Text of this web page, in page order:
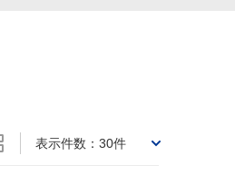
表示件数： 30件